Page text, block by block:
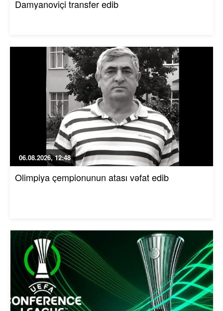
Damyanoviçi transfer edib
06.08.2026, 12:48
Olimpiya çempionunun atası vəfat edib